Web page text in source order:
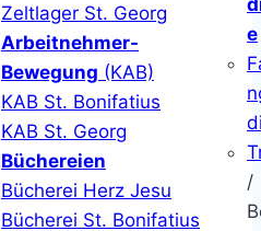
Zeltlager St. Georg
Arbeitnehmer-
Bewegung (KAB)
KAB St. Bonifatius
KAB St. Georg
Büchereien
Bücherei Herz Jesu
Bücherei St. Bonifatius
e
/